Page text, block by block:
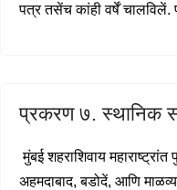
पत्र तसेंच कांही वर्षें
प्रकरण ७. स्थानिक
मुंबई शहराशिवाय
अहमदाबाद, बडोदें, आणि